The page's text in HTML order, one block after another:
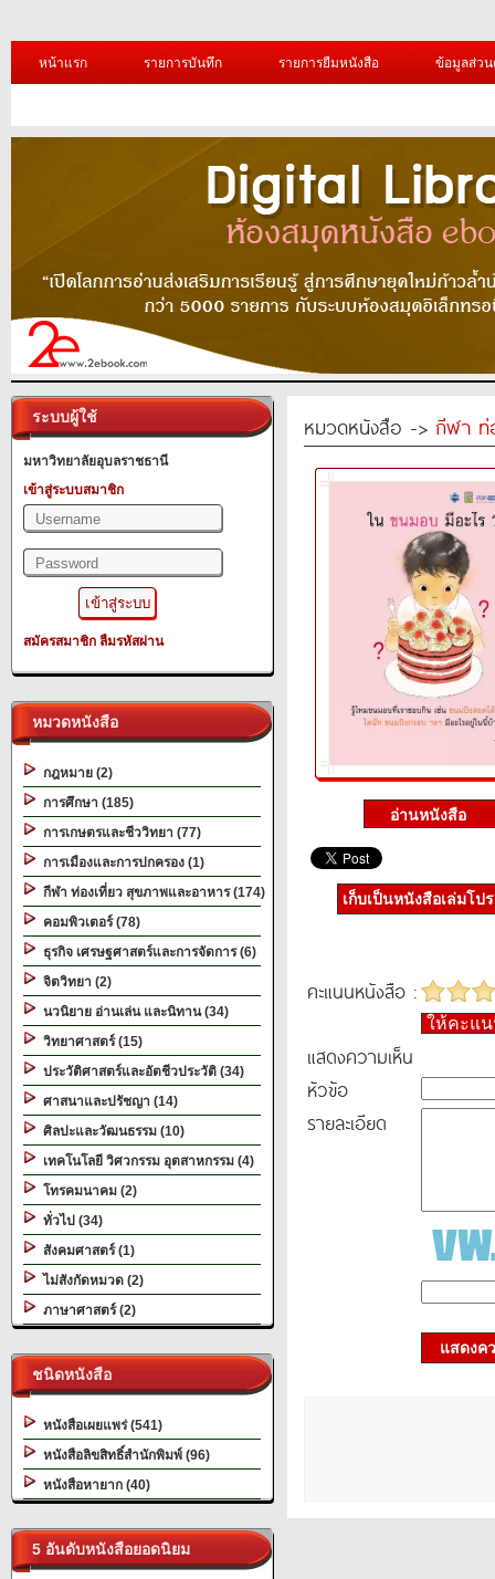
หน้าแรก รายการบันทึก รายการยืมหนังสือ ข้อมูลส่ว
ระบบผู้ใช้
มหาวิทยาลัยอุบลราชธานี
เข้าสู่ระบบสมาชิก
สมัครสมาชิก ลืมรหัสผ่าน
หมวดหนังสือ
กฎหมาย (2)
การศึกษา (185)
การเกษตรและชีววิทยา (77)
การเมืองและการปกครอง (1)
กีฬา ท่องเที่ยว สุขภาพและอาหาร (174)
คอมพิวเตอร์ (78)
ธุรกิจ เศรษฐศาสตร์และการจัดการ (6)
จิตวิทยา (2)
นวนิยาย อ่านเล่น และนิทาน (34)
วิทยาศาสตร์ (15)
ประวัติศาสตร์และอัตชีวประวัติ (34)
ศาสนาและปรัชญา (14)
ศิลปะและวัฒนธรรม (10)
เทคโนโลยี วิศวกรรม อุตสาหกรรม (4)
โทรคมนาคม (2)
ทั่วไป (34)
สังคมศาสตร์ (1)
ไม่สังกัดหมวด (2)
ภาษาศาสตร์ (2)
ชนิดหนังสือ
หนังสือเผยแพร่ (541)
หนังสือลิขสิทธิ์สำนักพิมพ์ (96)
หนังสือหายาก (40)
5 อันดับหนังสือยอดนิยม
หมวดหนังสือ -> กีฬา ท่
เก็บเป็นหนังสือเล่มโป
คะแนนหนังสือ :
ให้คะแ
แสดงความเห็น
หัวข้อ
รายละเอียด
แสดงค